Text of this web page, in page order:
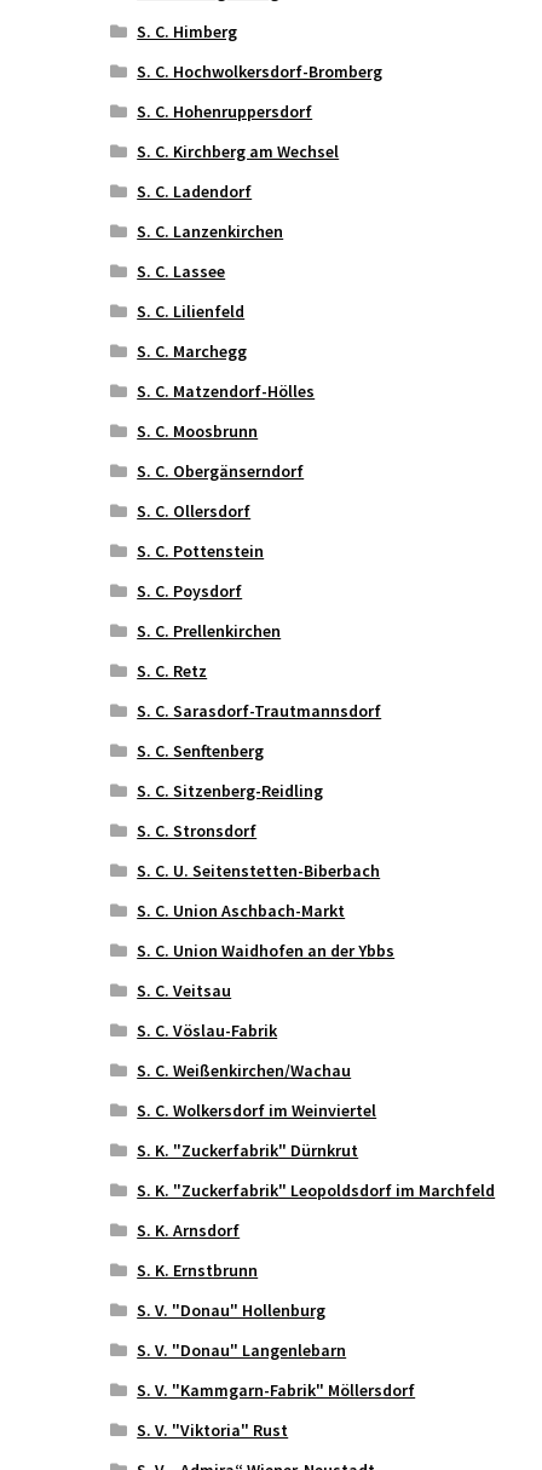
S. C. Himberg
S. C. Hochwolkersdorf-Bromberg
S. C. Hohenruppersdorf
S. C. Kirchberg am Wechsel
S. C. Ladendorf
S. C. Lanzenkirchen
S. C. Lassee
S. C. Lilienfeld
S. C. Marchegg
S. C. Matzendorf-Hölles
S. C. Moosbrunn
S. C. Obergänserndorf
S. C. Ollersdorf
S. C. Pottenstein
S. C. Poysdorf
S. C. Prellenkirchen
S. C. Retz
S. C. Sarasdorf-Trautmannsdorf
S. C. Senftenberg
S. C. Sitzenberg-Reidling
S. C. Stronsdorf
S. C. U. Seitenstetten-Biberbach
S. C. Union Aschbach-Markt
S. C. Union Waidhofen an der Ybbs
S. C. Veitsau
S. C. Vöslau-Fabrik
S. C. Weißenkirchen/Wachau
S. C. Wolkersdorf im Weinviertel
S. K. "Zuckerfabrik" Dürnkrut
S. K. "Zuckerfabrik" Leopoldsdorf im Marchfeld
S. K. Arnsdorf
S. K. Ernstbrunn
S. V. "Donau" Hollenburg
S. V. "Donau" Langenlebarn
S. V. "Kammgarn-Fabrik" Möllersdorf
S. V. "Viktoria" Rust